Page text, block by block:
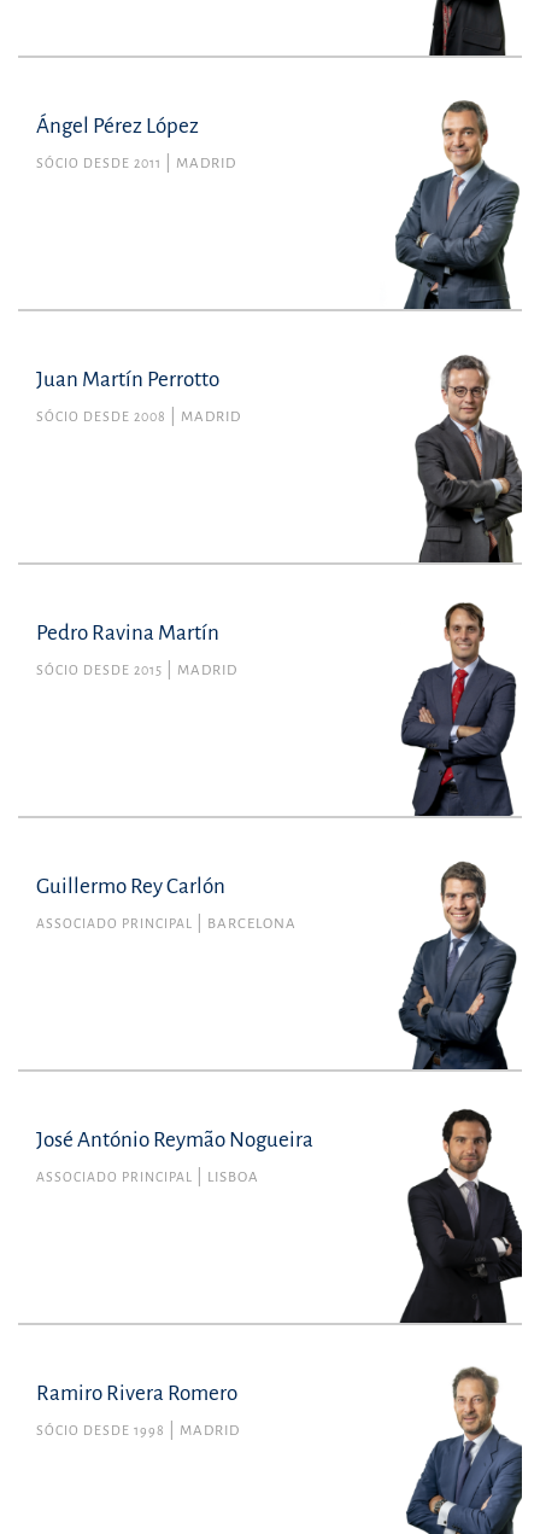
Ángel Pérez López
SÓCIO DESDE 2011 MADRID
Juan Martín Perrotto
SÓCIO DESDE 2008 MADRID
Pedro Ravina Martín
SÓCIO DESDE 2015 MADRID
Guillermo Rey Carlón
ASSOCIADO PRINCIPAL BARCELONA
José António Reymão Nogueira
ASSOCIADO PRINCIPAL LISBOA
Ramiro Rivera Romero
SÓCIO DESDE 1998 MADRID